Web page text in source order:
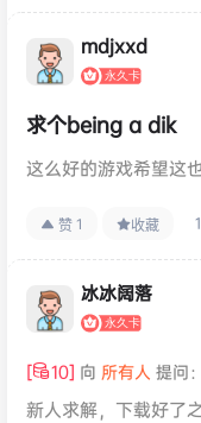
mdjxxd
求个being a dik
这么好的游戏希望这
赞 1 收藏
冰冰阔落
[ 10] 向 所有人 提问：
新人求解，下载好了